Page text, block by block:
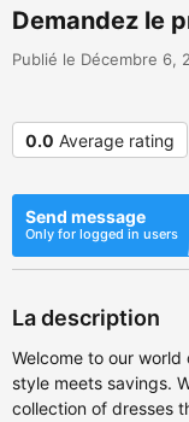
Demandez le
Publié le Décembre 6,
0.0 Average rating
Send message
Only for logged in users
La description
Welcome to our
style meets savings.
collection of dresses